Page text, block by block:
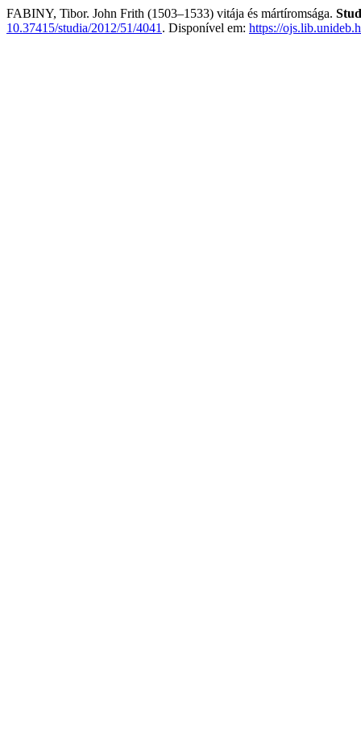
FABINY, Tibor. John Frith (1503–1533) vitája és mártíromsága.
10.37415/studia/2012/51/4041 . Disponível em: https://